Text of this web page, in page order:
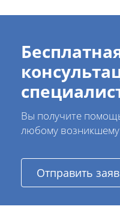
Вы получите
любому
Отправить